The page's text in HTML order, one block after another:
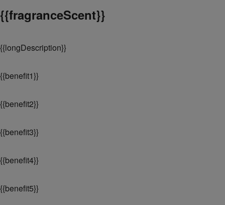
{{fragranceScent}}
{{longDescription}}
{{benefit1}}
{{benefit2}}
{{benefit3}}
{{benefit4}}
{{benefit5}}